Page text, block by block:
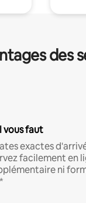
des
vous faut
exactes
facilement en
ni